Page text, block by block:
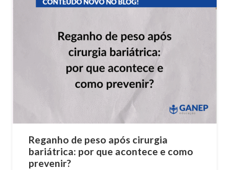
Reganho de peso após cirurgia
bariátrica: por que acontece e como
prevenir?